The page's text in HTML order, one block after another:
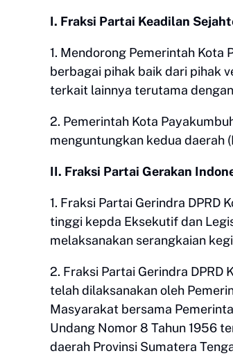
I. Fraksi Partai Keadilan
1. Mendorong Pemerintah
berbagai pihak baik dari pihak
terkait lainnya terutama
2. Pemerintah Kota
menguntungkan kedua daerah
II. Fraksi Partai Gerakan
1. Fraksi Partai Gerindra DPRD
tinggi kepda Eksekutif dan
melaksanakan serangkaian
2. Fraksi Partai Gerindra
telah dilaksanakan oleh
Masyarakat bersama
Undang Nomor 8 Tahun 1956
daerah Provinsi Sumatera